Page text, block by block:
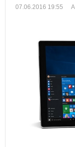
07.06.2016 19:55